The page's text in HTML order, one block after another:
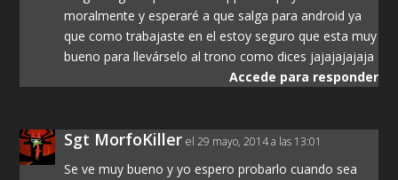
moralmente y esperaré a que salga para android ya
que como trabajaste en el estoy seguro que esta muy
bueno para llevárselo al trono como dices jajajajajaja
Accede para responder
Sgt MorfoKiller el 29 mayo, 2014 a las 13:01
Se ve muy bueno y yo espero probarlo cuando sea